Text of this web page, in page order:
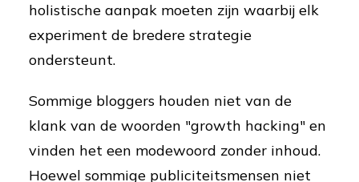
holistische aanpak moeten zijn waarbij elk
experiment de bredere strategie
ondersteunt.
Sommige bloggers houden niet van de
klank van de woorden "growth hacking" en
vinden het een modewoord zonder inhoud.
Hoewel sommige publiciteitsmensen niet